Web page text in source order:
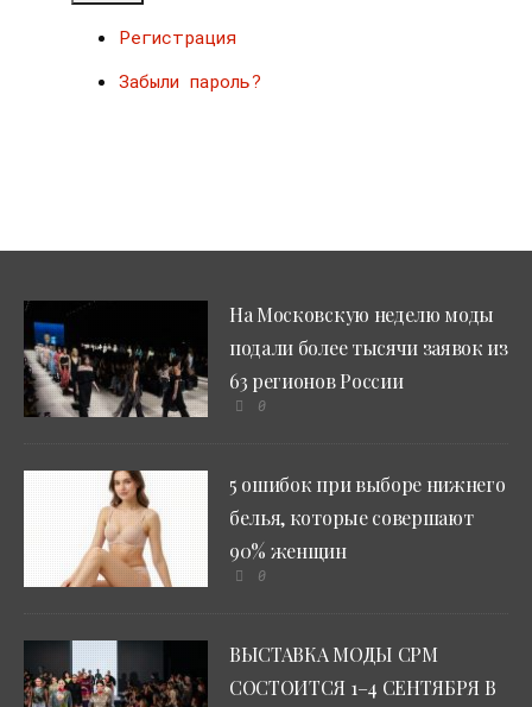
Регистрация
Забыли пароль?
На Московскую неделю моды
подали более тысячи заявок из
63 регионов России
0
5 ошибок при выборе нижнего
белья, которые совершают
90% женщин
0
ВЫСТАВКА МОДЫ CPM
СОСТОИТСЯ 1–4 СЕНТЯБРЯ В